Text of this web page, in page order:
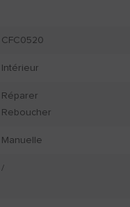
CFC0520
Intérieur
Réparer
Reboucher
Manuelle
/